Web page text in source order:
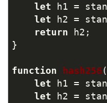
let h1 =
let h2 =
return h2;
}
function hash256(
let h1 =
let h2 =